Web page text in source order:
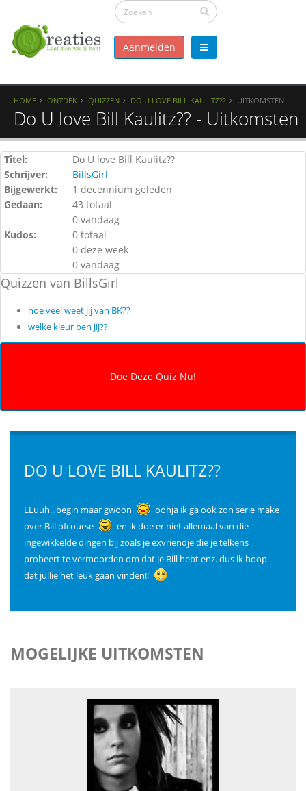
Aanmelden
HOME ONTDEK QUIZZEN DO U LOVE BILL KAULITZ?? UITKOMSTEN
Do U love Bill Kaulitz?? - Uitkomsten
Titel:
Do U love Bill Kaulitz??
Schrijver:
BillsGirl
Bijgewerkt:
1 decennium geleden
Gedaan:
43 totaal
0 vandaag
Kudos:
0 totaal
0 deze week
0 vandaag
Quizzen van BillsGirl
hoe veel weet jij van BK??
welke kleur ben jij??
DO U LOVE BILL KAULITZ??
EEuuh.. begin maar gwoon
oohja ik ga ook zon serie make
over Bill ofcourse
en ik doe er niet allemaal van die
ingewikkelde dingen bij zoals je exvriendje die je telkens
probeert te vermoorden om dat je Bill hebt enz. dus ik hoop
dat jullie het leuk gaan vinden!!
MOGELIJKE UITKOMSTEN